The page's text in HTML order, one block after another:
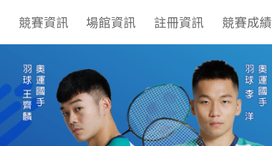
競賽資訊 場館資訊 註冊資訊 競賽成績